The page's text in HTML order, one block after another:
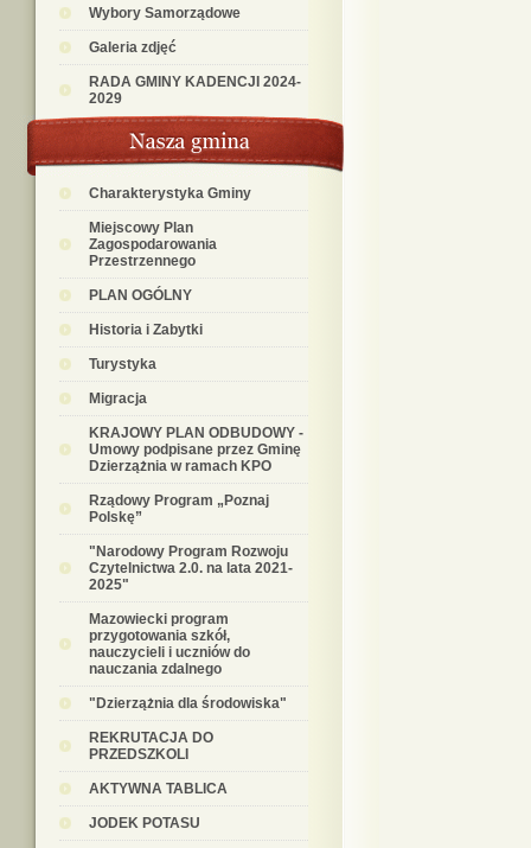
Wybory Samorządowe
Galeria zdjęć
RADA GMINY KADENCJI 2024-
2029
Charakterystyka Gminy
Miejscowy Plan
Zagospodarowania
Przestrzennego
PLAN OGÓLNY
Historia i Zabytki
Turystyka
Migracja
KRAJOWY PLAN ODBUDOWY -
Umowy podpisane przez Gminę
Dzierzążnia w ramach KPO
Rządowy Program „Poznaj
Polskę”
"Narodowy Program Rozwoju
Czytelnictwa 2.0. na lata 2021-
2025"
Mazowiecki program
przygotowania szkół,
nauczycieli i uczniów do
nauczania zdalnego
"Dzierzążnia dla środowiska"
REKRUTACJA DO
PRZEDSZKOLI
AKTYWNA TABLICA
JODEK POTASU